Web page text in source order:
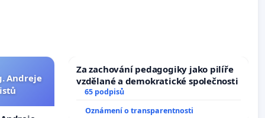
Andreje
Za zachování pedagogiky jako pilíře
vzdělané a demokratické společnosti
65 podpisů
Oznámení o transparentnosti